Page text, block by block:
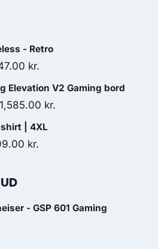
kr..
- Retro
kr..
kr.
price
is:
Elevation V2 Gaming bord
Original
price
1,585.00 kr.
| 4XL
kr.
- GSP 601 Gaming